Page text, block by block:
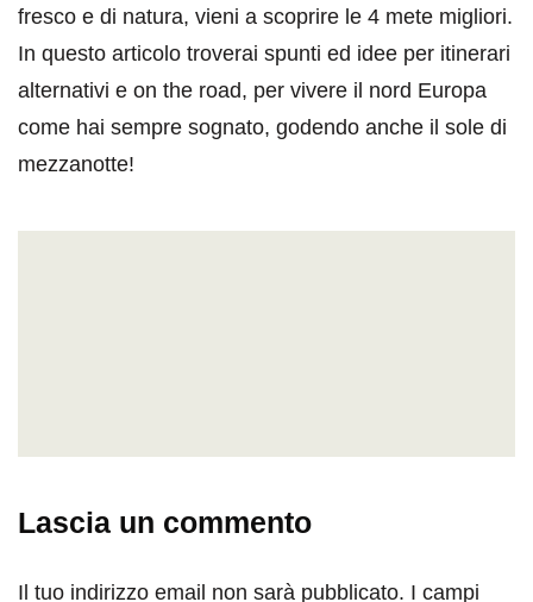
fresco e di natura, vieni a scoprire le 4 mete migliori.
In questo articolo troverai spunti ed idee per itinerari
alternativi e on the road, per vivere il nord Europa
come hai sempre sognato, godendo anche il sole di
mezzanotte!
Lascia un commento
Il tuo indirizzo email non sarà pubblicato. I campi